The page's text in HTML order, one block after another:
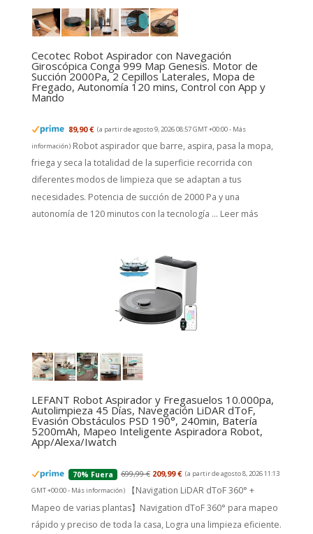
Cecotec Robot Aspirador con Navegación
Giroscópica Conga 999 Map Genesis. Motor de
Succión 2000Pa, 2 Cepillos Laterales, Mopa de
Fregado, Autonomía 120 mins, Control con App y
Mando
89,90 € (a partir de agosto 9, 2026 08:57 GMT +00:00 - Más
información) Robot aspirador que barre, aspira, pasa la mopa,
friega y seca la totalidad de la superficie recorrida con
diferentes modos de limpieza que se adaptan a tus
necesidades. Potencia de succión de 2000 Pa y una
autonomía de 120 minutos con la tecnología ... Leer más
LEFANT Robot Aspirador y Fregasuelos 10.000pa,
Autolimpieza 45 Días, Navegación LiDAR dToF,
Evasión Obstáculos PSD 190°, 240min, Batería
5200mAh, Mapeo Inteligente Aspiradora Robot,
App/Alexa/Iwatch
70% Fuera 699,99 € 209,99 € (a partir de agosto 8, 2026 11:13
GMT +00:00 - Más información)
【Navigation LiDAR dToF 360° +
Mapeo de varias plantas】Navigation dToF 360° para mapeo
rápido y preciso de toda la casa, Logra una limpieza eficiente.